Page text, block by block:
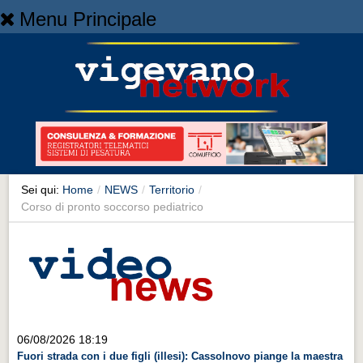
Menu Principale
NEWS
Cronaca
Cronaca
Artes et Artificia
Sport
Territorio
Sei qui: Home / NEWS / Territorio /
Corso di pronto soccorso pediatrico
06/08/2026 18:19
Fuori strada con i due figli (illesi): Cassolnovo piange la maestra